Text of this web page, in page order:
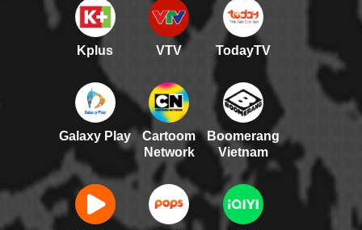
Kplus VTV TodayTV
Galaxy Play
Cartoom
Network
Boomerang
Vietnam